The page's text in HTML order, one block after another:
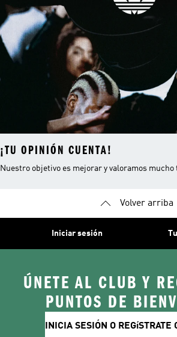
¡TU OPINIÓN CUENTA!
Nuestro objetivo es mejorar y valoramos
Volver arriba
Iniciar sesión
ÚNETE AL CLUB Y
PUNTOS DE
INICIA SESIÓN O REGíSTRATE